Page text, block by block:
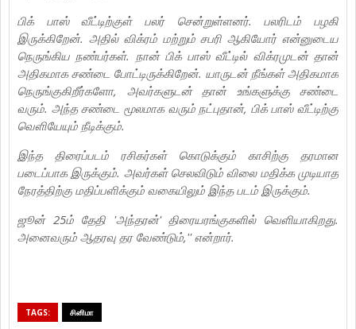
பிக் பாஸ் வீட்டிற்குள் பலர் சென்றுள்ளனர். பலரிடம் பழகி
இருக்கிறேன். அதில் விக்ரம் மற்றும் சபரி ஆகியோர் என்னுடைய
நெருங்கிய நண்பர்கள். நான் பிக் பாஸ் வீட்டில் விக்ரமுடன் தான்
அதிகமாக சண்டை போட்டிருக்கிறேன். யாருடன் நீங்கள் அதிகமாக
நெருங்குகிறீர்களோ, அவர்களுடன் தான் உங்களுக்கு சண்டை
வரும். அந்த சண்டை மூலமாக வரும் நட்புதான், பிக் பாஸ் வீட்டிற்கு
வெளியேயும் நீடிக்கும்.
இந்த திரைப்படம் ரசிகர்கள் கொடுக்கும் காசிற்கு தரமான
படைப்பாக இருக்கும். அவர்கள் செலவிடும் விலை மதிக்க முடியாத
நேரத்திற்கு மதிப்பளிக்கும் வகையிலும் இந்த படம் இருக்கும்.
ஜூன் 25ம் தேதி 'அந்தரன்' திரையரங்குகளில் வெளியாகிறது.
அனைவரும் ஆதரவு தர வேண்டும்,'' என்றார்.
TAGS: சினிமா